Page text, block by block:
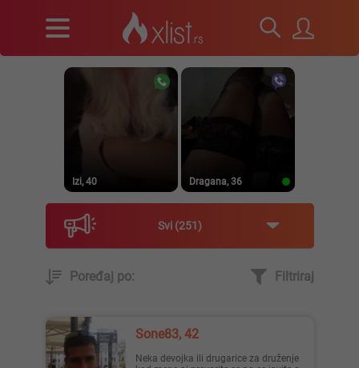
Izi, 40 Dragana, 36
Svi 251
Poređaj po: Filtriraj
Sone83, 42
Neka devojka ili drugarice za druženje